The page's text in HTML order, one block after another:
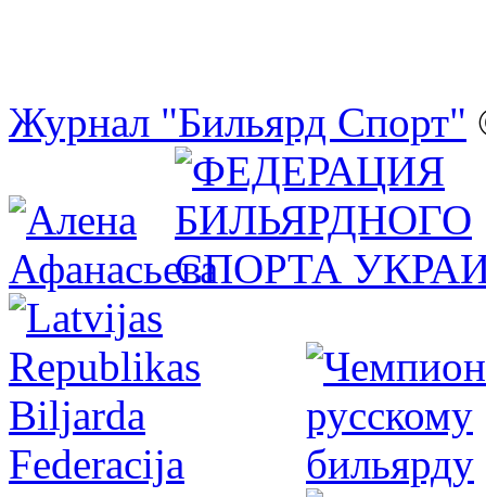
Журнал "Бильярд Спорт"